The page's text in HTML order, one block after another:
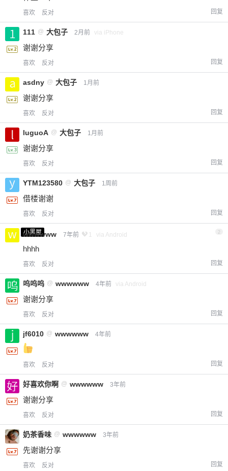
喜欢 反对 回复
111 @ 大包子 2月前 via iPhone
谢谢分享
喜欢 反对 回复
asdny @ 大包子 1月前
谢谢分享
喜欢 反对 回复
luguoA @ 大包子 1月前
谢谢分享
喜欢 反对 回复
YTM123580 @ 大包子 1周前
借楼谢谢
喜欢 反对 回复
小黑屋
wwwwww 7年前 1 via Android 2
hhhh
喜欢 反对 回复
呜呜呜 @ wwwwww 4年前 via Android
谢谢分享
喜欢 反对 回复
jf6010 @ wwwwww 4年前
喜欢 反对 回复
好喜欢你啊 @ wwwwww 3年前
谢谢分享
喜欢 反对 回复
奶茶香味 @ wwwwww 3年前
先谢谢分享
喜欢 反对 回复